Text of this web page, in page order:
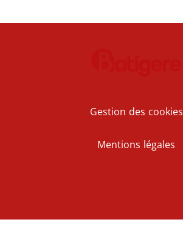
Gestion des cookies
Mentions légales